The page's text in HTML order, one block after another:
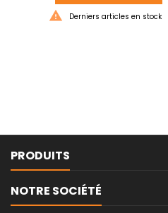
 Derniers articles en stock
PRODUITS
NOTRE SOCIÉTÉ